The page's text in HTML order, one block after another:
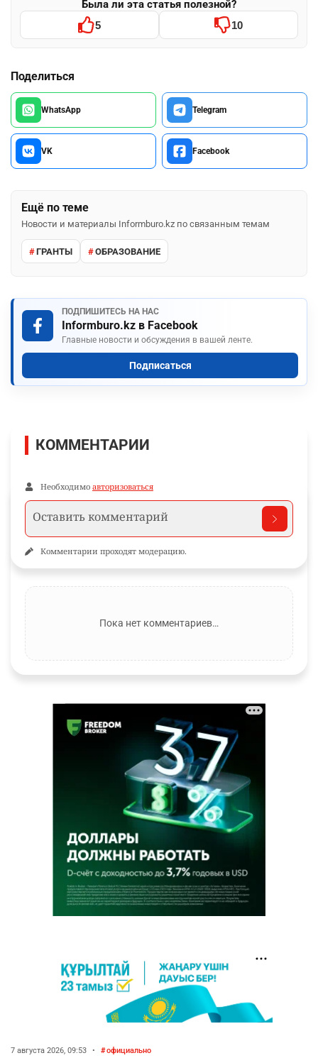
Была ли эта статья полезной?
5 10
Поделиться
WhatsApp Telegram
VK Facebook
Ещё по теме
Новости и материалы Informburo.kz по связанным темам
ГРАНТЫ ОБРАЗОВАНИЕ
ПОДПИШИТЕСЬ НА НАС
Informburo.kz в Facebook
Главные новости и обсуждения в вашей ленте.
Подписаться
КОММЕНТАРИИ
Необходимо авторизоваться
Комментарии проходят модерацию.
Пока нет комментариев…
7 августа 2026, 09:53 • официально